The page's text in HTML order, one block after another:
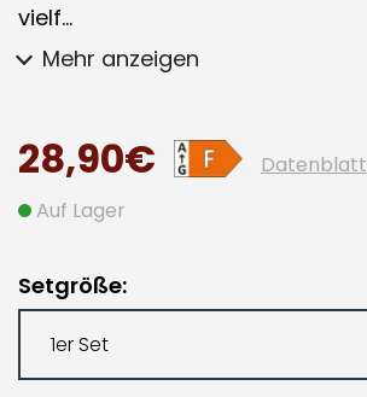
vielf...
Mehr anzeigen
28,90€
Datenblatt
Auf Lager
Setgröße